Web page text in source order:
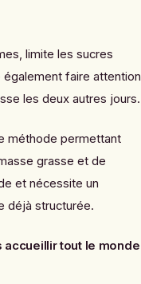
limite les sucres
également faire attention
les deux autres jours.
méthode permettant
grasse et de
et nécessite un
déjà structurée.
accueillir tout le monde